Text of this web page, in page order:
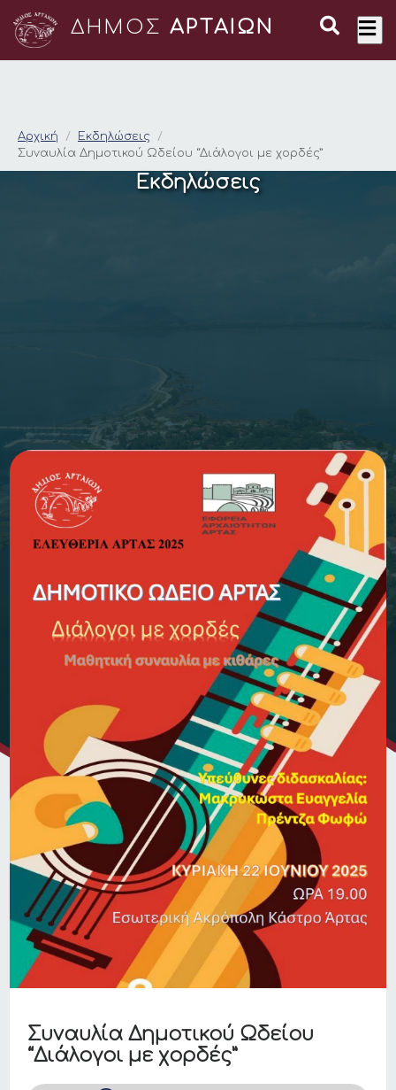
ΔΗΜΟΣ ΑΡΤΑΙΩΝ
Συναυλία Δημοτικού
Αρχική
Εκδηλώσεις
Συναυλία Δημοτικού Ωδείου “Διάλογοι με χορδές”
Εκδηλώσεις
Συναυλία Δημοτικού Ωδείου
“Διάλογοι με χορδές”